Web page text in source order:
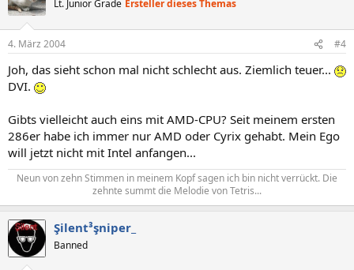
Lt. Junior Grade Ersteller dieses Themas
4. März 2004 #4
Joh, das sieht schon mal nicht schlecht aus. Ziemlich teuer...
DVI.
Gibts vielleicht auch eins mit AMD-CPU? Seit meinem ersten
286er habe ich immer nur AMD oder Cyrix gehabt. Mein Ego
will jetzt nicht mit Intel anfangen...
Neun von zehn Stimmen in meinem Kopf sagen ich bin nicht verrückt. Die
zehnte summt die Melodie von Tetris...​
Şilent³şniper_
Banned